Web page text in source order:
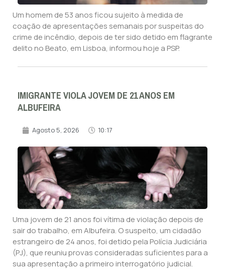
Um homem de 53 anos ficou sujeito à medida de
coação de apresentações semanais por suspeitas do
crime de incêndio, depois de ter sido detido em flagrante
delito no Beato, em Lisboa, informou hoje a PSP.
IMIGRANTE VIOLA JOVEM DE 21 ANOS EM
ALBUFEIRA
Agosto 5, 2026 10:17
Uma jovem de 21 anos foi vítima de violação depois de
sair do trabalho, em Albufeira. O suspeito, um cidadão
estrangeiro de 24 anos, foi detido pela Polícia Judiciária
(PJ), que reuniu provas consideradas suficientes para a
sua apresentação a primeiro interrogatório judicial.